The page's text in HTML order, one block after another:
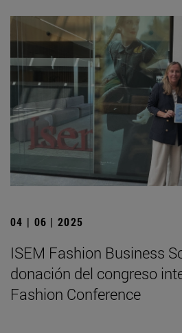
04 | 06 | 2025
ISEM Fashion Business
donación del congreso
Fashion Conference